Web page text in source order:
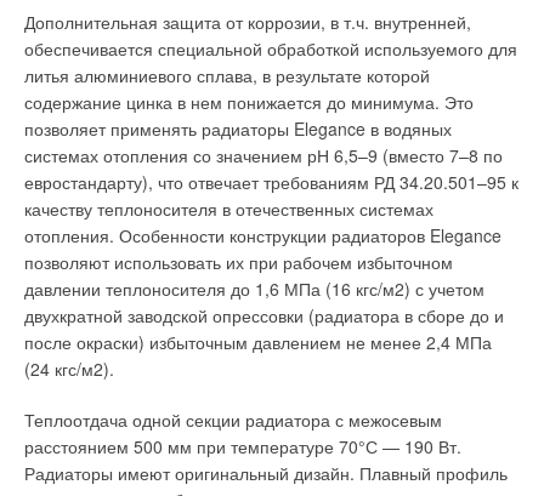
Дополнительная защита от коррозии, в т.ч. внутренней,
обеспечивается специальной обработкой используемого для
литья алюминиевого сплава, в результате которой
содержание цинка в нем понижается до минимума. Это
позволяет применять радиаторы Elegance в водяных
системах отопления со значением рН 6,5–9 (вместо 7–8 по
евростандарту), что отвечает требованиям РД 34.20.501–95 к
качеству теплоносителя в отечественных системах
отопления. Особенности конструкции радиаторов Elegance
позволяют использовать их при рабочем избыточном
давлении теплоносителя до 1,6 МПа (16 кгс/м2) с учетом
двухкратной заводской опрессовки (радиатора в сборе до и
после окраски) избыточным давлением не менее 2,4 МПа
(24 кгс/м2).
Теплоотдача одной секции радиатора с межосевым
расстоянием 500 мм при температуре 70°С — 190 Вт.
Радиаторы имеют оригинальный дизайн. Плавный профиль
Существуют и другие решение по построению
гидравлических схем, например, такие как на рис. 8. Эту
гидравлическую схему для своих котлов предложила
американская компания Teledyne Laars, и называется она
«Многокотловые отопительные системы с первичными и
вторичными циркуляционными кольцами».
Описание этой гидравлической схемы можно посмотреть по
адресу http:// otoplenie.com.ru/otp2/gl1.html. На первый взгляд
эта схема коренным образом отличается от предыдущих
схем, однако это совсем не так.
Обратите внимание на короткозамкнутые участки А и В,
расстояние между врезками труб равно 200 мм, а это и есть
рассмотрели выше), только соединены все они
последовательно.